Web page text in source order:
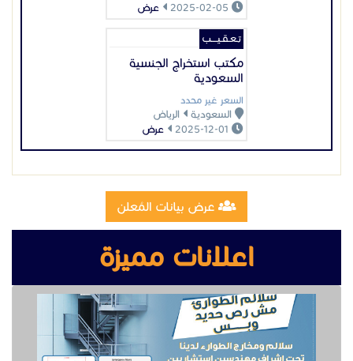
عرض
مكتب استخراج الجنسية
السعودية
السعر غير محدد
السعودية
الرياض
عرض
تـعـقـيــــب
عرض بيانات المُعلن
اعلانات مميزة